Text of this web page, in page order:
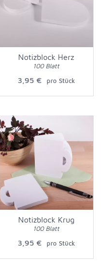
Notizblock Herz
100 Blatt
3,95 € pro Stück
Notizblock Krug
100 Blatt
3,95 € pro Stück